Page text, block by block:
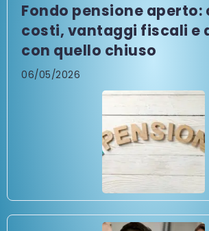
Fondo pensione aperto:
costi, vantaggi fiscali e
con quello chiuso
06/05/2026